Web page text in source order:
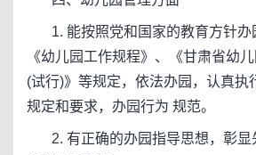
1. 能按照党和国家的教育方针办
《幼儿园工作规程》、《甘肃省幼
(试行)》等规定，依法办园，认真执
规定和要求，办园行为 规范。
2. 有正确的办园指导思想，彰显